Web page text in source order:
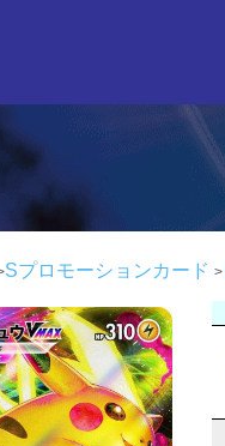
Sプロモーションカード